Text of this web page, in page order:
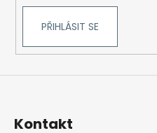
PŘIHLÁSIT SE
Kontakt